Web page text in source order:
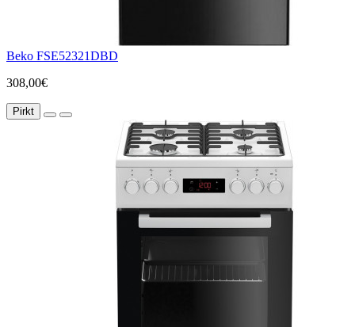
Beko FSE52321DBD
308,00€
Pirkt